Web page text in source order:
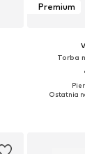
Premium
Torba
Ostatnia